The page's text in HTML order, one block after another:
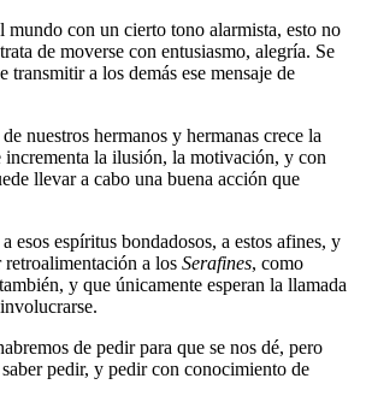
mundo con un cierto tono alarmista, esto no
de moverse con entusiasmo, alegría. Se
transmitir a los demás ese mensaje de
nuestros hermanos y hermanas crece la
incrementa la ilusión, la motivación, y con
llevar a cabo una buena acción que
esos espíritus bondadosos, a estos afines, y
retroalimentación a los Serafines, como
y que únicamente esperan la llamada
de pedir para que se nos dé, pero
pedir, y pedir con conocimiento de